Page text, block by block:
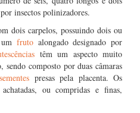
insectos polinizadores.
dois carpelos, possuindo dois ou
fruto alongado designado por
têm um aspecto muito
sendo composto por duas câmaras
sementes presas pela placenta. Os
ou compridas e finas,